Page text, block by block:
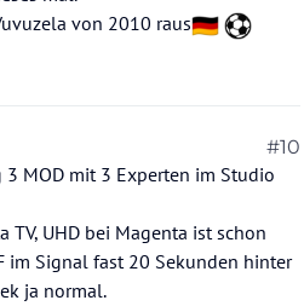
von 2010 raus
#10
3 MOD mit 3 Experten im Studio
UHD bei Magenta ist schon
im Signal fast 20 Sekunden hinter
ja normal.